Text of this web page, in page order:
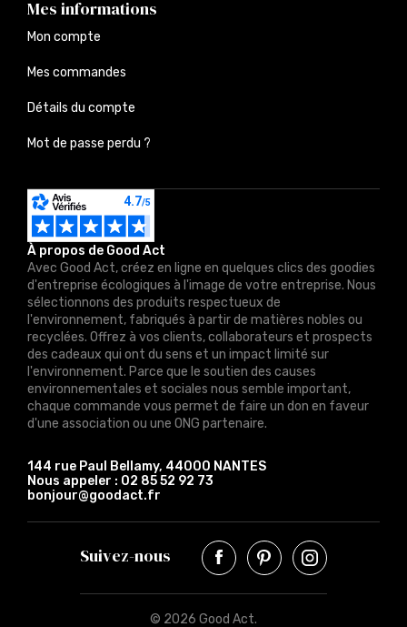
À propos de Good Act
Avec Good Act, créez en ligne en quelques clics des goodies
d'entreprise écologiques à l'image de votre entreprise. Nous
sélectionnons des produits respectueux de
l'environnement, fabriqués à partir de matières nobles ou
recyclées. Offrez à vos clients, collaborateurs et prospects
des cadeaux qui ont du sens et un impact limité sur
l'environnement. Parce que le soutien des causes
environnementales et sociales nous semble important,
chaque commande vous permet de faire un don en faveur
d'une association ou une ONG partenaire.
144 rue Paul Bellamy, 44000 NANTES
Nous appeler : 02 85 52 92 73
bonjour@goodact.fr
Mes informations
Mon compte
Mes commandes
Détails du compte
Mot de passe perdu ?
Suivez-nous
© 2026 Good Act.